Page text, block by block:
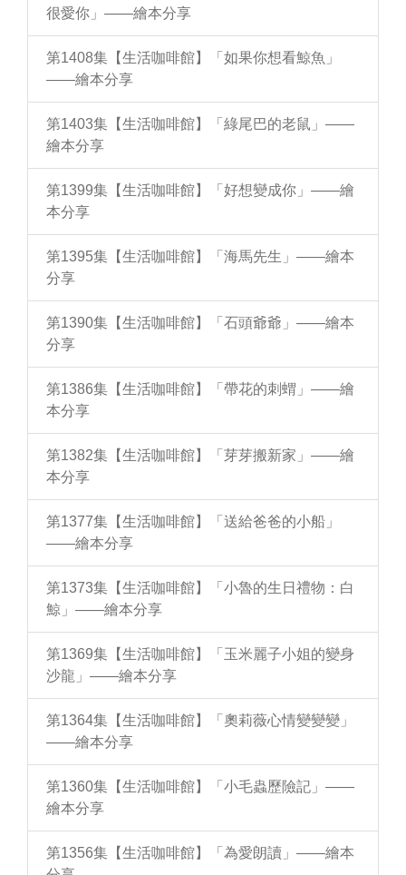
很愛你」——繪本分享
第1408集【生活咖啡館】「如果你想看鯨魚」
——繪本分享
第1403集【生活咖啡館】「綠尾巴的老鼠」——
繪本分享
第1399集【生活咖啡館】「好想變成你」——繪
本分享
第1395集【生活咖啡館】「海馬先生」——繪本
分享
第1390集【生活咖啡館】「石頭爺爺」——繪本
分享
第1386集【生活咖啡館】「帶花的刺蝟」——繪
本分享
第1382集【生活咖啡館】「芽芽搬新家」——繪
本分享
第1377集【生活咖啡館】「送給爸爸的小船」
——繪本分享
第1373集【生活咖啡館】「小魯的生日禮物：白
鯨」——繪本分享
第1369集【生活咖啡館】「玉米麗子小姐的變身
沙龍」——繪本分享
第1364集【生活咖啡館】「奧莉薇心情變變變」
——繪本分享
第1360集【生活咖啡館】「小毛蟲歷險記」——
繪本分享
第1356集【生活咖啡館】「為愛朗讀」——繪本